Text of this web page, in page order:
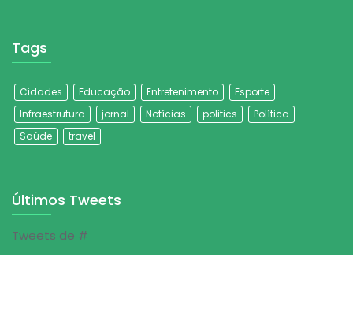
Tags
Cidades Educação Entretenimento
Esporte
Infraestrutura
jornal Notícias politics
Política
Saúde
travel
Últimos Tweets
Tweets de #